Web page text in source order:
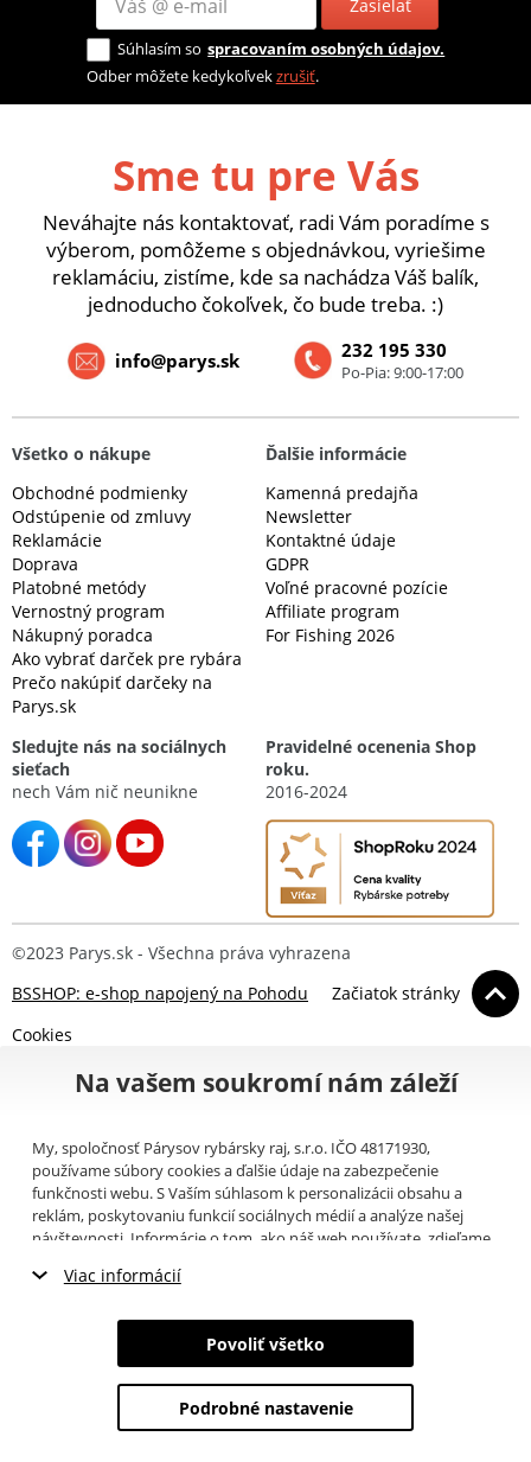
Zasielať
Súhlasím so spracovaním osobných údajov.
Odber môžete kedykoľvekzrušiť.
Sme tu pre Vás
Neváhajte nás kontaktovať, radi Vám poradíme s
výberom, pomôžeme s objednávkou, vyriešime
reklamáciu, zistíme, kde sa nachádza Váš balík,
jednoducho čokoľvek, čo bude treba. :)
232 195 330
Po-Pia: 9:00-17:00
info@parys.sk
Všetko o nákupe
Obchodné podmienky
Odstúpenie od zmluvy
Reklamácie
Doprava
Platobné metódy
Vernostný program
Nákupný poradca
Ako vybrať darček pre rybára
Prečo nakúpiť darčeky na
Parys.sk
Ďalšie informácie
Kamenná predajňa
Newsletter
Kontaktné údaje
GDPR
Voľné pracovné pozície
Affiliate program
For Fishing 2026
Sledujte nás na sociálnych
sieťach
nech Vám nič neunikne
Pravidelné ocenenia Shop
roku.
2016-2024
©2023 Parys.sk - Všechna práva vyhrazena
BSSHOP: e-shop napojený na Pohodu
Začiatok stránky
Cookies
Na vašem soukromí nám záleží
My, spoločnosť Párysov rybársky raj, s.r.o. IČO 48171930,
používame súbory cookies a ďalšie údaje na zabezpečenie
funkčnosti webu. S Vaším súhlasom k personalizácii obsahu a
reklám, poskytovaniu funkcií sociálnych médií a analýze našej
návštevnosti. Informácie o tom, ako náš web používate, zdieľame
(napríklad Google).Tu
informáciami, ktoré ste im poskytli alebo ktoré získali v dôsledku
toho, že používate ich služby. Tieto údaje zahŕňajú cookies, dáta z
ďalších úložísk, IP adresu a ďalšie informácie spojené s prezeraním
Viac informácií
Nevyhnutné cookies
Marketingové cookies
Analytické cookies
Povoliť všetko
Podrobné nastavenie